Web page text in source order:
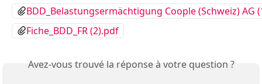
BDD_Belastungsermächtigung Coople (Schweiz) AG
Fiche_BDD_FR (2).pdf
Avez-vous trouvé la réponse à votre question ?